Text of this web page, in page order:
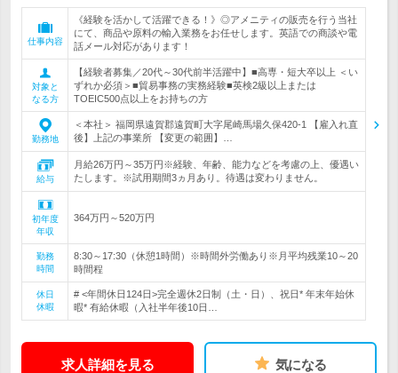
仕事内容
《経験を活かして活躍できる！》◎アメニティの販売を行う当社
にて、商品や原料の輸入業務をお任せします。英語での商談や電
話メール対応があります！
対象と
なる方
【経験者募集／20代～30代前半活躍中】■高専・短大卒以上 ＜い
ずれか必須＞■貿易事務の実務経験■英検2級以上または
TOEIC500点以上をお持ちの方
勤務地
＜本社＞ 福岡県遠賀郡遠賀町大字尾崎馬場久保420-1 【雇入れ直
後】上記の事業所 【変更の範囲】…
給与
月給26万円～35万円※経験、年齢、能力などを考慮の上、優遇い
たします。※試用期間3ヵ月あり。待遇は変わりません。
初年度
年収
364万円～520万円
勤務
時間
8:30～17:30（休憩1時間）※時間外労働あり※月平均残業10～20
時間程
休日
休暇
# <年間休日124日>完全週休2日制（土・日）、祝日* 年末年始休
暇* 有給休暇（入社半年後10日…
求人詳細を見る 気になる